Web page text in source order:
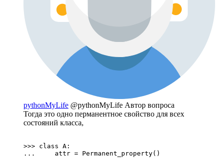
pythonMyLife @pythonMyLife Автор вопроса
Тогда это одно перманентное свойство для всех
состояний класса,
>>> class A:
...     attr = Permanent_property()